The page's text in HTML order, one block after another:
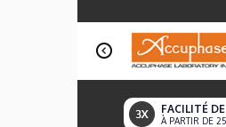
FACILITÉ
À PARTIR DE